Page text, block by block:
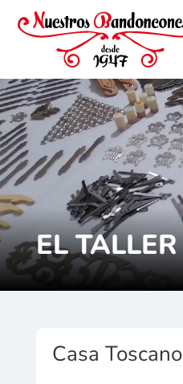
EL TALLER
Casa Toscano